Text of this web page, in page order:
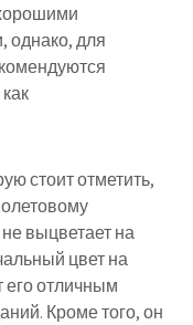
однако, для
стоит отметить,
выцветает на
цвет на
его отличным
Кроме того, он